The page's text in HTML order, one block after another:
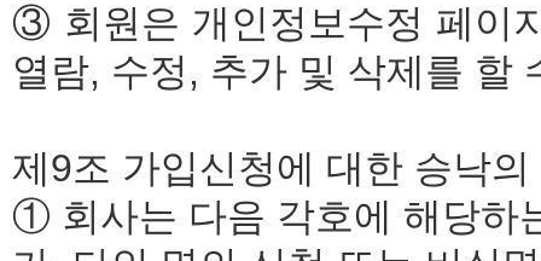
③ 회원은 개인정보수정 페이
열람, 수정, 추가 및 삭제를 할
제9조 가입신청에 대한 승낙의
① 회사는 다음 각호에 해당하